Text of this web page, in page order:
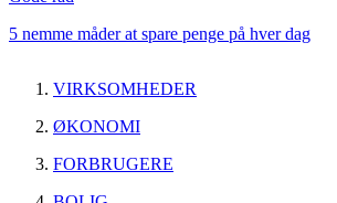
5 nemme måder at spare penge på hver dag
VIRKSOMHEDER
ØKONOMI
FORBRUGERE